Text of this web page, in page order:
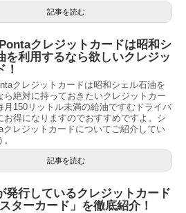
記事を読む
クレジットカードは昭和シ
を利用するなら欲しいクレジッ
！
クレジットカードは昭和シェル石油を
ら絶対に持っておきたいクレジットカー
月150リットル未満の給油ですむドライバ
お得になりますのでおすすめですよ。シ
クレジットカードについてご紹介してい
記事を読む
発行しているクレジットカード
スターカード」を徹底紹介！